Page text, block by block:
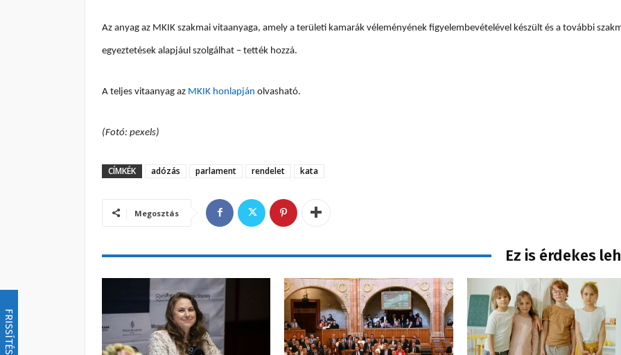
FRISSÍTÉS
Az anyag az MKIK szakmai vitaanyaga, amely a területi kamarák véleményének figyelembevételével készült és a további
egyeztetések alapjául szolgálhat – tették hozzá.
A teljes vitaanyag az MKIK honlapján olvasható.
(Fotó: pexels)
CÍMKÉK adózás parlament rendelet kata
Megosztás
Ez is érdekes